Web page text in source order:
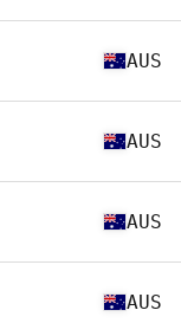
AUS
AUS
AUS
AUS